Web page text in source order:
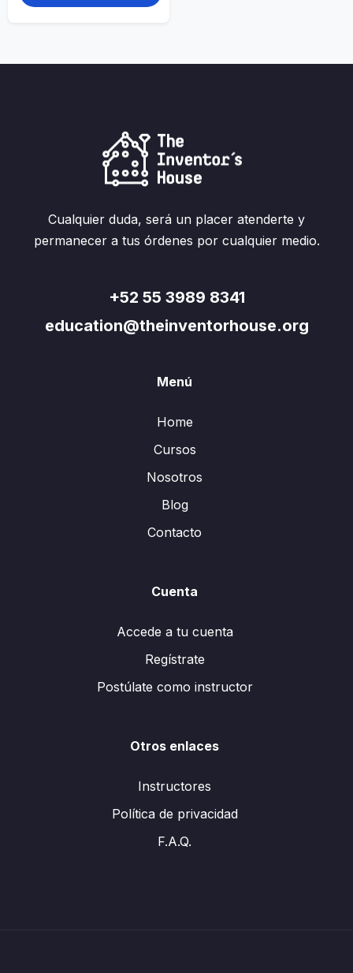
Cualquier duda, será un placer atenderte y
permanecer a tus órdenes por cualquier medio.
+52 55 3989 8341
education@theinventorhouse.org
Menú
Home
Cursos
Nosotros
Blog
Contacto
Cuenta
Accede a tu cuenta
Regístrate
Postúlate como instructor
Otros enlaces
Instructores
Política de privacidad
F.A.Q.